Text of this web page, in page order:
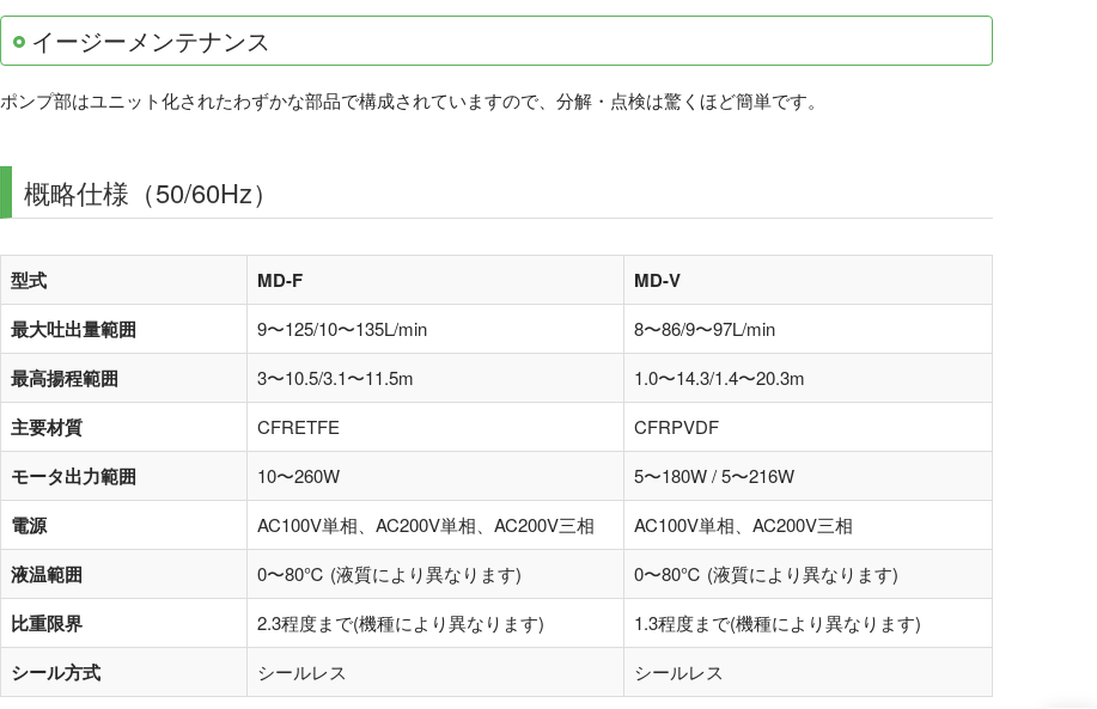
イージーメンテナンス
ポンプ部はユニット化されたわずかな部品で構成されていますので、分解・点検は驚くほど簡単です。
概略仕様（50/60Hz）
型式 MD-F
MD-V
最大吐出量範囲
9〜125/10〜135L/min 8〜86/9〜97L/min
最高揚程範囲 3〜10.5/3.1〜11.5m 1.0〜14.3/1.4〜20.3m
主要材質 CFRETFE CFRPVDF
モータ出力範囲 10〜260W 5〜180W / 5〜216W
電源 AC100V単相、AC200V単相、AC200V三相 AC100V単相、AC200V三相
液温範囲 0〜80℃ (液質により異なります) 0〜80℃ (液質により異なります)
比重限界 2.3程度まで(機種により異なります) 1.3程度まで(機種により異なります)
シール方式 シールレス シールレス